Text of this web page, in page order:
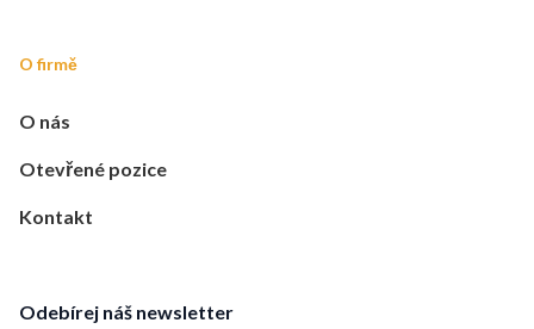
O firmě
O nás
Otevřené pozice
Kontakt
Odebírej náš newsletter